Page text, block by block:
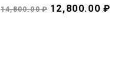
14,800.00 ₽ 12,800.00 ₽